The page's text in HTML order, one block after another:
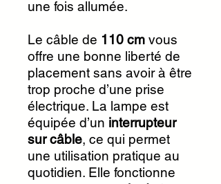
une fois allumée.
Le câble de 110 cm vous
offre une bonne liberté de
placement sans avoir à être
trop proche d’une prise
électrique. La lampe est
équipée d’un interrupteur
sur câble, ce qui permet
une utilisation pratique au
quotidien. Elle fonctionne